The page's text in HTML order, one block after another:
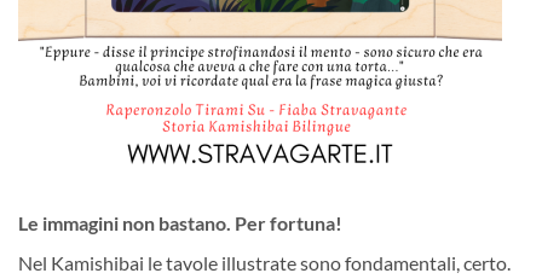
Le immagini non bastano. Per fortuna!
Nel Kamishibai le tavole illustrate sono fondamentali, certo.